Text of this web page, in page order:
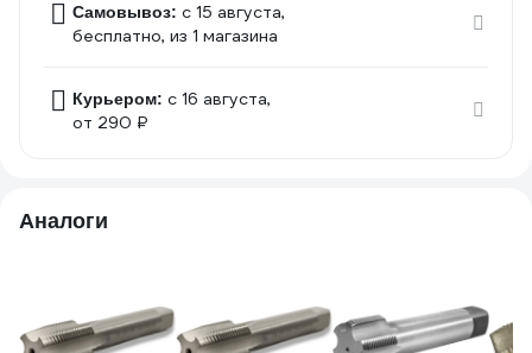
Самовывоз: c 15 августа,
бесплатно, из 1 магазина
Курьером: c 16 августа,
от 290 ₽
Аналоги